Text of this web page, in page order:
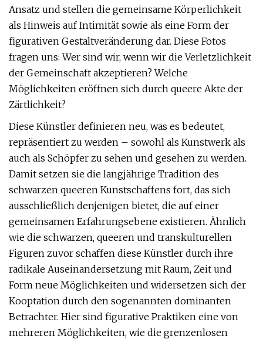
Ansatz und stellen die gemeinsame Körperlichkeit
als Hinweis auf Intimität sowie als eine Form der
figurativen Gestaltveränderung dar. Diese Fotos
fragen uns: Wer sind wir, wenn wir die Verletzlichkeit
der Gemeinschaft akzeptieren? Welche
Möglichkeiten eröffnen sich durch queere Akte der
Zärtlichkeit?
Diese Künstler definieren neu, was es bedeutet,
repräsentiert zu werden – sowohl als Kunstwerk als
auch als Schöpfer zu sehen und gesehen zu werden.
Damit setzen sie die langjährige Tradition des
schwarzen queeren Kunstschaffens fort, das sich
ausschließlich denjenigen bietet, die auf einer
gemeinsamen Erfahrungsebene existieren. Ähnlich
wie die schwarzen, queeren und transkulturellen
Figuren zuvor schaffen diese Künstler durch ihre
radikale Auseinandersetzung mit Raum, Zeit und
Form neue Möglichkeiten und widersetzen sich der
Kooptation durch den sogenannten dominanten
Betrachter. Hier sind figurative Praktiken eine von
mehreren Möglichkeiten, wie die grenzenlosen